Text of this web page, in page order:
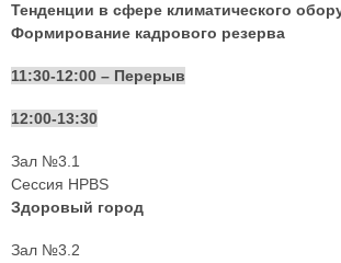
Тенденции в сфере климатического
Формирование кадрового резерва
11:30-12:00 – Перерыв
12:00-13:30
Зал №3.1
Сессия HPBS
Здоровый город
Зал №3.2